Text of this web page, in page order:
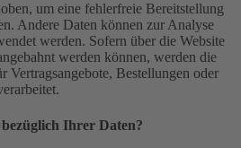
um eine fehlerfreie Bereitstellung
Andere Daten können zur Analyse
werden. Sofern über die Website
werden können, werden die
Vertragsangebote, Bestellungen oder
bezüglich Ihrer Daten?